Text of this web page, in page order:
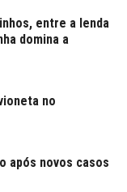
entre a lenda
domina a
no
após novos casos